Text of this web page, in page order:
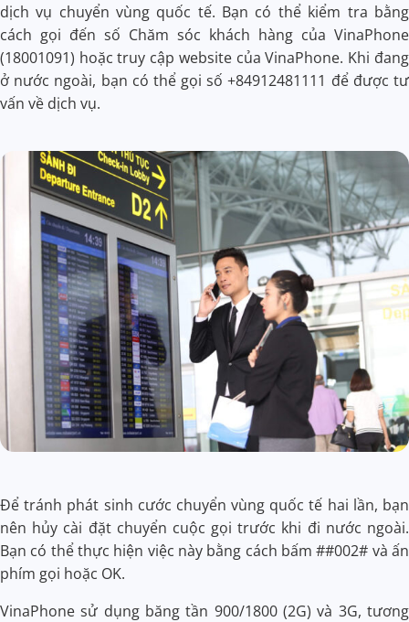
dịch vụ chuyển vùng quốc tế. Bạn có thể kiểm tra bằng
cách gọi đến số Chăm sóc khách hàng của VinaPhone
(18001091) hoặc truy cập website của VinaPhone. Khi đang
ở nước ngoài, bạn có thể gọi số +84912481111 để được tư
vấn về dịch vụ.
Để tránh phát sinh cước chuyển vùng quốc tế hai lần, bạn
nên hủy cài đặt chuyển cuộc gọi trước khi đi nước ngoài.
Bạn có thể thực hiện việc này bằng cách bấm ##002# và ấn
phím gọi hoặc OK.
VinaPhone sử dụng băng tần 900/1800 (2G) và 3G, tương